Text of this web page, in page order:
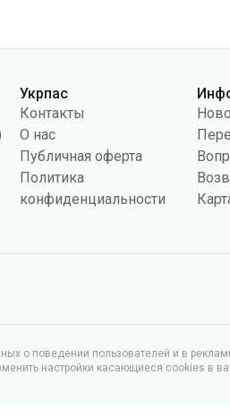
Укрпас
Контакты
О нас
Публичная оферта
Политика
конфиденциальности
о поведении пользователей и в
настройки касающиеся cookies в